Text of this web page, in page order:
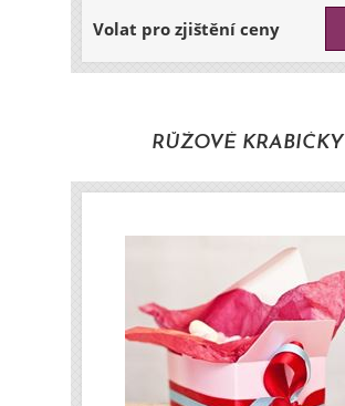
Volat pro zjištění ceny
RŮŽOVÉ KRABIČKY